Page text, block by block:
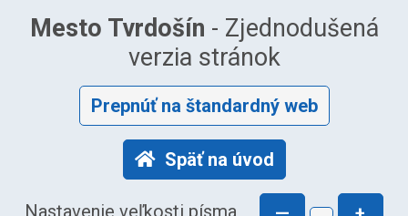
Mesto Tvrdošín - Zjednodušená
verzia stránok
Prepnúť na štandardný web
Späť na úvod